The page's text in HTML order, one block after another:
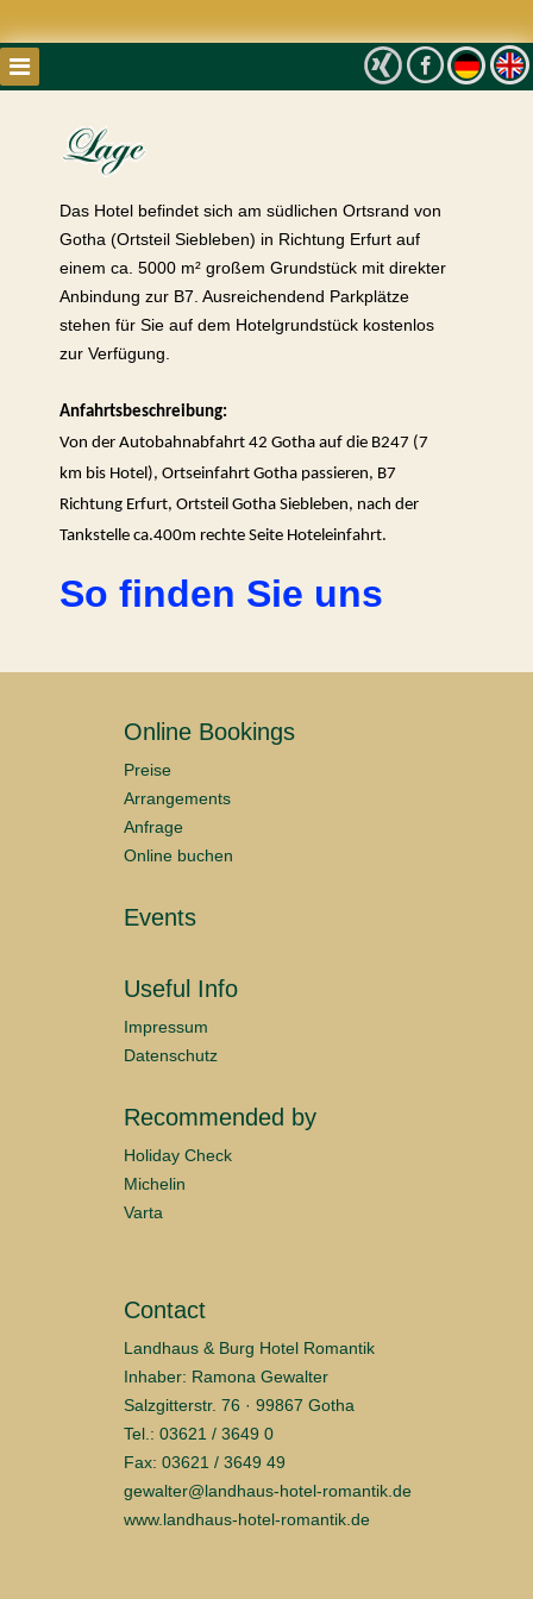
Das Hotel befindet sich am südlichen Ortsrand von
Gotha (Ortsteil Siebleben) in Richtung Erfurt auf
einem ca. 5000 m² großem Grundstück mit direkter
Anbindung zur B7. Ausreichendend Parkplätze
stehen für Sie auf dem Hotelgrundstück kostenlos
zur Verfügung.
Anfahrtsbeschreibung:
Von der Autobahnabfahrt 42 Gotha auf die B247 (7
km bis Hotel), Ortseinfahrt Gotha passieren, B7
Richtung Erfurt, Ortsteil Gotha Siebleben, nach der
Tankstelle ca.400m rechte Seite Hoteleinfahrt.
So finden Sie uns
Online Bookings
Preise
Arrangements
Anfrage
Online buchen
Events
Useful Info
Impressum
Datenschutz
Recommended by
Holiday Check
Michelin
Varta
Contact
Landhaus & Burg Hotel Romantik
Inhaber: Ramona Gewalter
Salzgitterstr. 76 · 99867 Gotha
Tel.: 03621 / 3649 0
Fax: 03621 / 3649 49
gewalter@landhaus-hotel-romantik.de
www.landhaus-hotel-romantik.de